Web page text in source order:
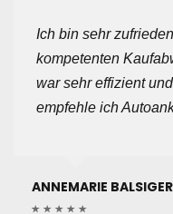
Ich bin sehr
kompetenten
war sehr effizient
empfehle ich
ANNEMARIE BALSIGER